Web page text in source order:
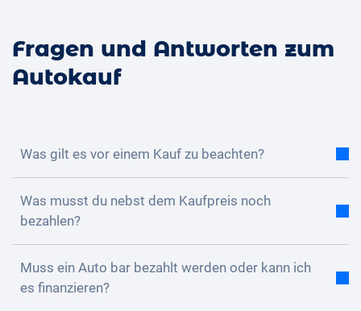
Fragen und Antworten zum
Autokauf
Was gilt es vor einem Kauf zu beachten?
deinen Wünschen konfigurieren. Die
Anschaffungskosten und laufenden Kosten sind sehr
hoch. Finanziell lohnt sich ein Autokauf in der Regel
erst ab 6-8 Jahren.
Was musst du nebst dem Kaufpreis noch
bezahlen?
getan. Du musst zusätzlich für die Versicherung, die
kantonale Einlösung, die Steuern, die Bereifung und
Muss ein Auto bar bezahlt werden oder kann ich
es finanzieren?